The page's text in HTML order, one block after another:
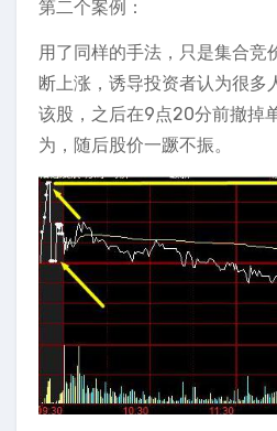
第二个案例：
用了同样的手法，只是集合竞
断上涨，诱导投资者认为很多
该股，之后在9点20分前撤掉
为，随后股价一蹶不振。